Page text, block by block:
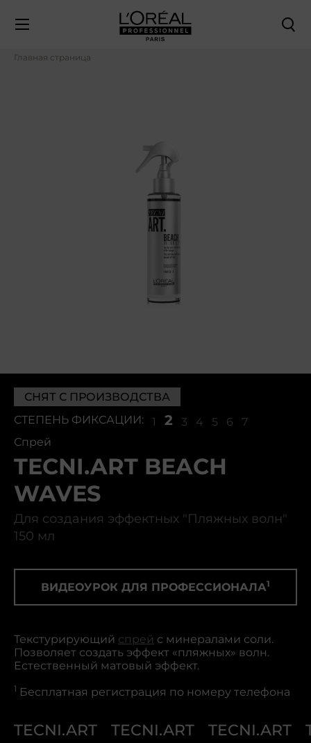
Главная страница
СНЯТ С ПРОИЗВОДСТВА
СТЕПЕНЬ ФИКСАЦИИ:
1 2 3 4 5 6
7
Спрей
TECNI.ART BEACH
WAVES
Для создания эффектных "Пляжных волн"
150 мл
ВИДЕОУРОК ДЛЯ ПРОФЕССИОНАЛА1
TECNI.ART TECNI.ART TECNI.ART
Текстурирующий спрей с минералами соли.
Позволяет создать эффект «пляжных» волн.
Естественный матовый эффект.
1 Бесплатная регистрация по номеру телефона